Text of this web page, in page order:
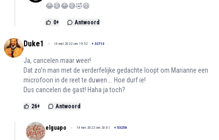
😂😅😂😅🤣😆
0+ Antwoord
Duke1 14 mei 2022 om 19:52 + 32713
Ja, cancelen maar weer!
Dat zo’n man met de verderfelijke gedachte loopt om Marianne een
microfoon in de reet te duwen…. Hoe durf ie!
Dus cancelen die gast! Haha ja toch?
26+ Antwoord
elguapo 14 mei 2022 om 20:01 + 53256